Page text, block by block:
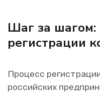
Шаг за шагом:
регистрации
Процесс
российских